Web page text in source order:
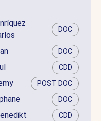
DOC
DOC
CDD
POST DOC
DOC
CDD